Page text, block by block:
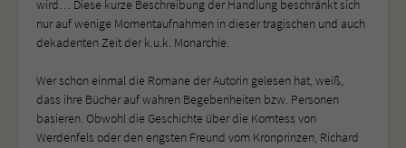
wird… Diese kurze Beschreibung der Handlung beschränkt sich
nur auf wenige Momentaufnahmen in dieser tragischen und auch
dekadenten Zeit der k.u.k. Monarchie.
Wer schon einmal die Romane der Autorin gelesen hat, weiß,
dass ihre Bücher auf wahren Begebenheiten bzw. Personen
basieren. Obwohl die Geschichte über die Komtess von
Werdenfels oder den engsten Freund vom Kronprinzen, Richard